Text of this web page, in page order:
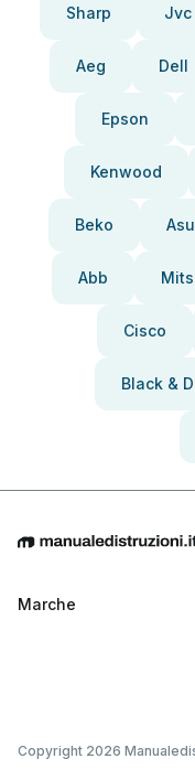
Sharp Jvc
Aeg Dell
Epson
Kenwood
Beko
Abb
Cisco
Black &
Marche
Copyright 2026